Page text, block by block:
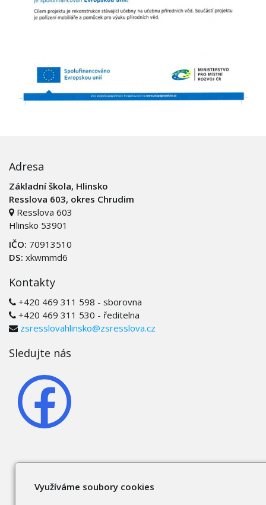
Adresa
Základní škola, Hlinsko
Resslova 603, okres Chrudim
Resslova 603
Hlinsko 53901
IČO: 70913510
DS: xkwmmd6
Kontakty
+420 469 311 598 - sborovna
+420 469 311 530 - ředitelna
zsresslovahlinsko@zsresslova.cz
Sledujte nás
Využíváme soubory cookies